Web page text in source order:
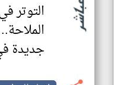
التوتر
جديدة